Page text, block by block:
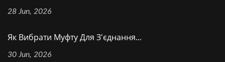
28 Jun, 2026
Як Вибрати Муфту Для З'єднання...
30 Jun, 2026